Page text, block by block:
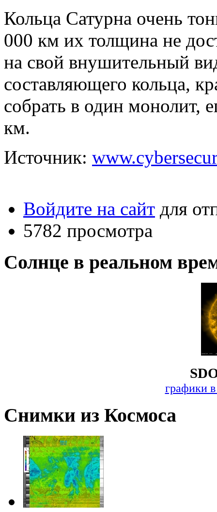
Кольца Сатурна очень
000 км их толщина не
на свой внушительный
составляющего кольца,
собрать в один монолит,
км.
Источник:
Войдите на сайт для
5782 просмотра
Солнце в реальном
графики
Снимки из Космоса